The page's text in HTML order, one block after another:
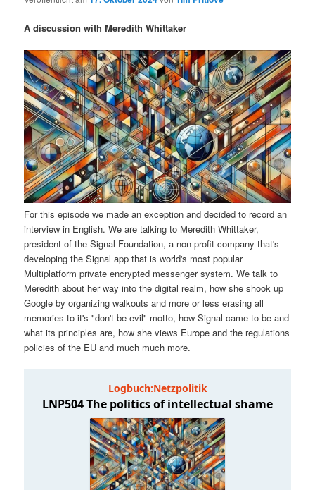
m
ä
r
e
n
I
n
h
a
l
u
n
d
ä
r
e
n
I
n
h
n
v
i
g
a
t
i
o
n
A discussion with Meredith Whittaker
For this episode we made an exception and decided to record an
interview in English. We are talking to Meredith Whittaker,
president of the Signal Foundation, a non-profit company that's
developing the Signal app that is world's most popular
Multiplatform private encrypted messenger system. We talk to
Meredith about her way into the digital realm, how she shook up
Google by organizing walkouts and more or less erasing all
memories to it's "don't be evil" motto, how Signal came to be and
what its principles are, how she views Europe and the regulations
policies of the EU and much much more.